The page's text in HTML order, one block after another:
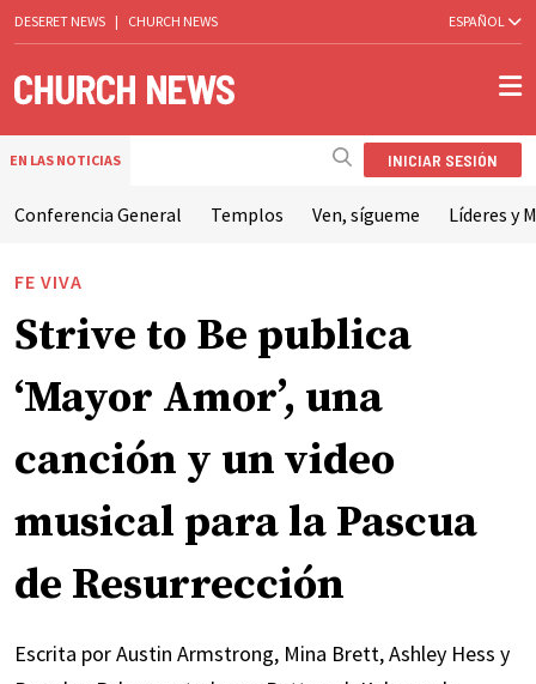
DESERET NEWS | CHURCH NEWS ESPAÑOL
EN LAS NOTICIAS INICIAR SESIÓN
Conferencia General Templos Ven, sígueme Líderes y
FE VIVA
Strive to Be publica
‘Mayor Amor’, una
canción y un video
musical para la Pascua
de Resurrección
Escrita por Austin Armstrong, Mina Brett, Ashley Hess y